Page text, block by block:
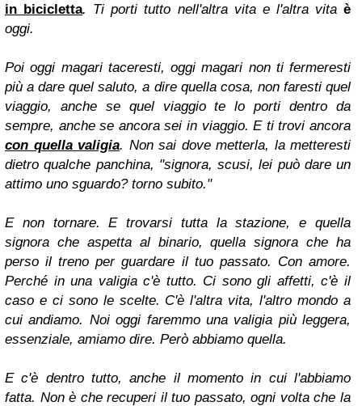
in bicicletta. Ti porti tutto nell'altra vita e l'altra vitaè
oggi.
Poi oggi magari taceresti, oggi magari non ti fermeresti
più a dare quel saluto, a dire quella cosa, non faresti quel
viaggio, anche se quel viaggio te lo porti dentro da
sempre, anche se ancora sei in viaggio. E ti trovi ancora
con quella valigia. Non sai dove metterla, la metteresti
dietro qualche panchina, "signora, scusi, lei può dare un
attimo uno sguardo? torno subito."
E non tornare. E trovarsi tutta la stazione, e quella
signora che aspetta al binario, quella signora che ha
perso il treno per guardare il tuo passato. Con amore.
Perché in una valigia c'è tutto. Ci sono gli affetti, c'è il
caso e ci sono le scelte. C'è l'altra vita, l'altro mondo a
cui andiamo. Noi oggi faremmo una valigia più leggera,
essenziale, amiamo dire. Però abbiamo quella.
E c'è dentro tutto, anche il momento in cui l'abbiamo
fatta. Non è che recuperi il tuo passato, ogni volta che la